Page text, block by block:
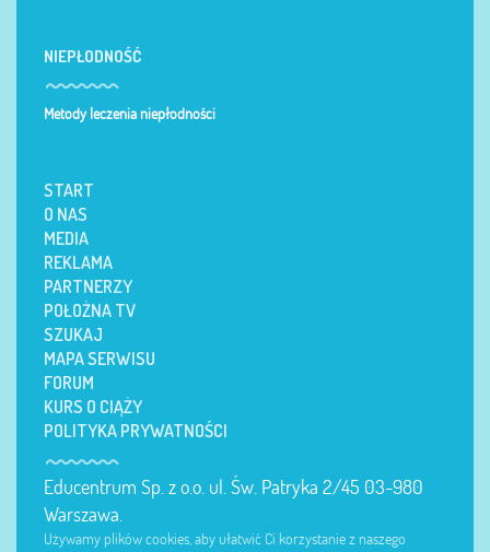
NIEPŁODNOŚĆ
Metody leczenia niepłodności
START
O NAS
MEDIA
REKLAMA
PARTNERZY
POŁOŻNA TV
SZUKAJ
MAPA SERWISU
FORUM
KURS O CIĄŻY
POLITYKA PRYWATNOŚCI
Educentrum Sp. z o.o. ul. Św. Patryka 2/45 03-980
Warszawa.
Używamy plików cookies, aby ułatwić Ci korzystanie z naszego